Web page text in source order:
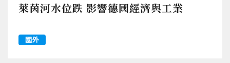
萊茵河水位跌 影響德國經濟與工業
國外